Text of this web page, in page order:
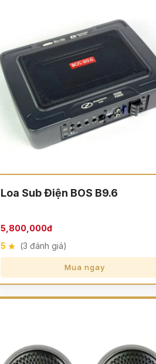
Loa Sub Điện BOS B9.6
5,800,000đ
5
(3 đánh giá)
Mua ngay